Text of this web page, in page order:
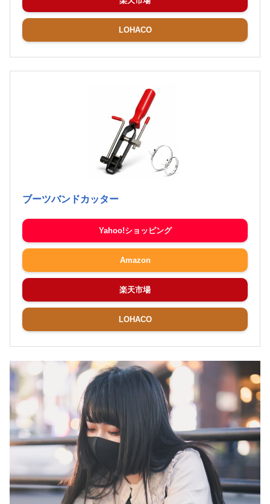
LOHACO
ブーツバンドカッター
Yahoo!ショッピング
Amazon
楽天市場
LOHACO